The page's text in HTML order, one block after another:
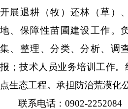
开展退耕（牧）还林（草）
地、保障性苗圃建设工作。
集、整理、分类、分析、调
报 ； 技术人员业务培训 工作。
点生态工程。承担防治荒漠化
联系电话：0902-2252084